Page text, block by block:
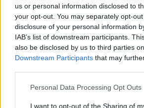
us or personal information disclosed to
your opt-out. You may separately opt-
disclosure of your personal information
IAB’s list of downstream participants.
also be disclosed by us to third parties
Downstream Participants that may
Please note that this website/app uses
not limited to your visit or usage
Personal Data Processing Opt Outs
I want to opt-out of the Sharing of
ΑΚΟΛΟΥΘΗΣΤΕ ΜΑΣ ΣΤΟ
ΚΑΝΟΝΤΑΣ ΚΛΙΚ ΕΔΩ